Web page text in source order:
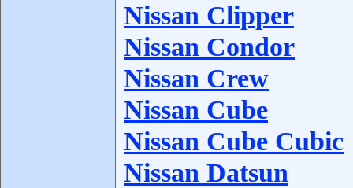
Nissan Clipper
Nissan Condor
Nissan Crew
Nissan Cube
Nissan Cube Cubic
Nissan Datsun